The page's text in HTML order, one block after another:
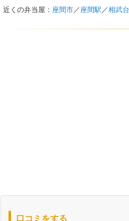
近くの弁当屋： 座間市／ 座間駅 ／相武
口コミをする